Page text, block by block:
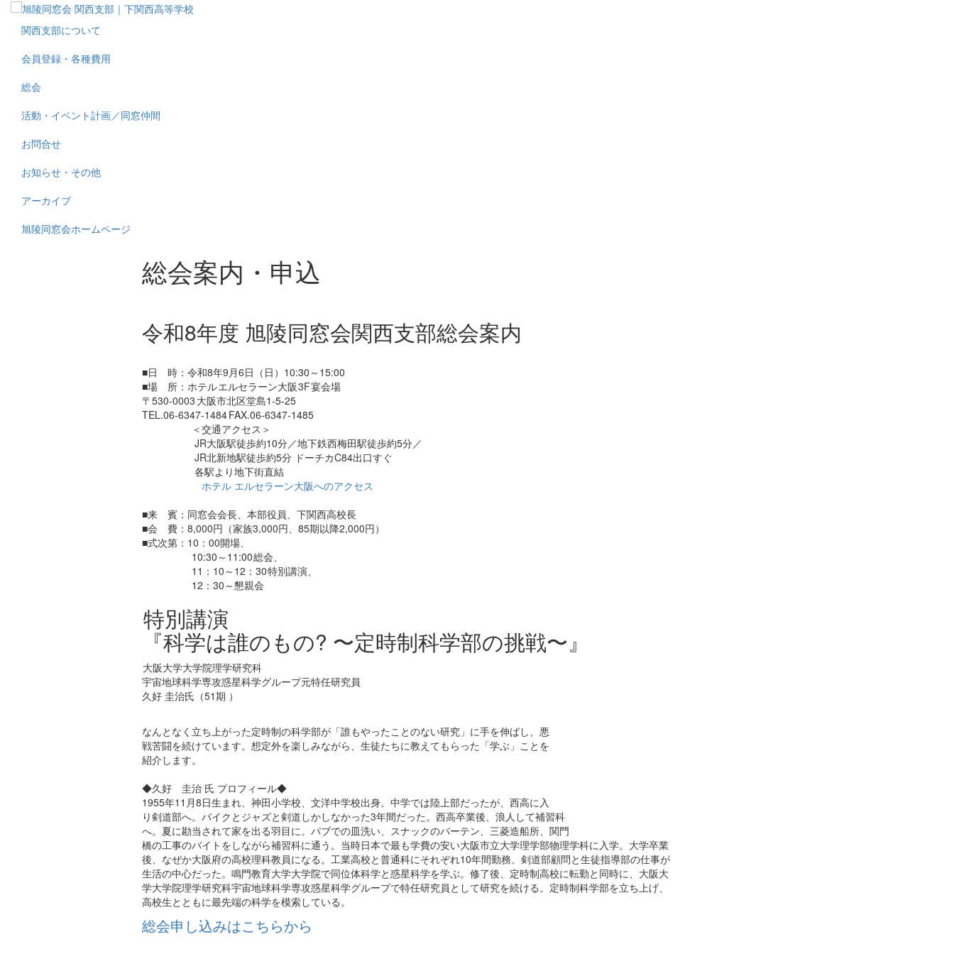
関西支部について
会員登録・各種費用
総会
活動・イベント計画／同窓仲間
お問合せ
お知らせ・その他
アーカイブ
旭陵同窓会ホームページ
総会案内・申込
令和8年度 旭陵同窓会関西支部総会案内
■日 時：令和8年9月6日（日）10:30～15:00
■場 所：ホテル エルセラーン大阪 3F 宴会場
〒530-0003 大阪市北区堂島1-5-25
TEL.06-6347-1484 FAX.06-6347-1485
＜交通アクセス＞
JR大阪駅徒歩約10分／地下鉄西梅田駅徒歩約5分／
JR北新地駅徒歩約5分 ドーチカC84出口すぐ
各駅より地下街直結
ホテル エルセラーン大阪へのアクセス
■来 賓：同窓会会長、本部役員、下関西高校長
■会 費：8,000円（家族3,000円、85期以降2,000円）
■式次第：10：00開場、
10:30～11:00 総会、
11：10～12：30 特別講演、
12：30～懇親会
特別講演
『科学は誰のもの? 〜定時制科学部の挑戦〜』
大阪大学大学院理学研究科
宇宙地球科学専攻惑星科学グループ元特任研究員
久好 圭治氏（51期 ）
なんとなく立ち上がった定時制の科学部が「誰もやったことのない研究」に手を伸ばし、悪
戦苦闘を続けています。想定外を楽しみながら、生徒たちに教えてもらった「学ぶ」ことを
紹介します。
◆久好 圭治 氏 プロフィール◆
1955年11月8日生まれ、神田小学校、文洋中学校出身。中学では陸上部だったが、西高に入
り剣道部へ。バイクとジャズと剣道しかしなかった3年間だった。西高卒業後、浪人して補習科
へ。夏に勘当されて家を出る羽目に。パブでの皿洗い、スナックのバーテン、三菱造船所、関門
橋の工事のバイトをしながら補習科に通う。当時日本で最も学費の安い大阪市立大学理学部物理学科に入学。大学卒業
後、なぜか大阪府の高校理科教員になる。工業高校と普通科にそれぞれ10年間勤務。剣道部顧問と生徒指導部の仕事が
生活の中心だった。鳴門教育大学大学院で同位体科学と惑星科学を学ぶ。修了後、定時制高校に転勤と同時に、大阪大
学大学院理学研究科宇宙地球科学専攻惑星科学グループで特任研究員として研究を続ける。定時制科学部を立ち上げ、
高校生とともに最先端の科学を模索している。
総会申し込みはこちらから